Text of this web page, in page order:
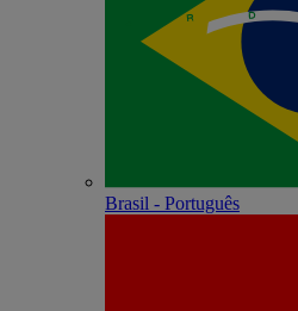
Brasil - Português